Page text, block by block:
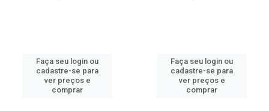
Faça seu login ou
cadastre-se para
ver preços e
comprar
Faça seu login ou
cadastre-se para
ver preços e
comprar